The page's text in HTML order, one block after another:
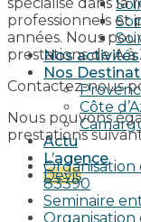
Nos activités
Nos
Côte
Actu
L’agence
Devis
professionnels et
années. Nous
prestations de A à
Contactez-nous
Nous pouvons
prestations
Organisation
83390
Seminaire
Organisation